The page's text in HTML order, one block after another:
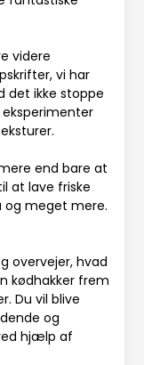
videre
vi har
det ikke stoppe
end bare at
at lave friske
og meget mere.
overvejer, hvad
kødhakker frem
Du vil blive
og
hjælp af